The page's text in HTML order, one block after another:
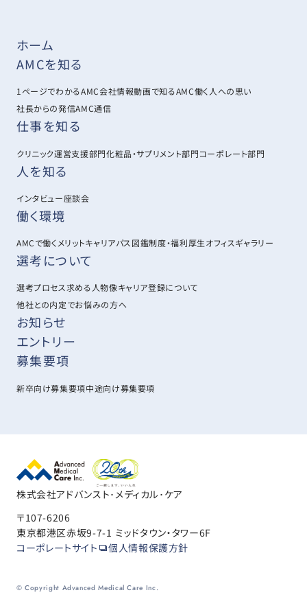
ホーム
AMCを知る
1ページでわかるAMC会社情報動画で知るAMC働く人への思い
社長からの発信AMC通信
仕事を知る
クリニック運営支援部門化粧品・サプリメント部門コーポレート部門
人を知る
インタビュー座談会
働く環境
AMCで働くメリットキャリアパス図鑑制度・福利厚生オフィスギャラリー
選考について
選考プロセス求める人物像キャリア登録について
他社との内定でお悩みの方へ
お知らせ
エントリー
募集要項
新卒向け募集要項中途向け募集要項
株式会社アドバンスト･メディカル･ケア
〒107-6206
東京都港区赤坂9-7-1 ミッドタウン・タワー6F
コーポレートサイト 個人情報保護方針
© Copyright Advanced Medical Care Inc.